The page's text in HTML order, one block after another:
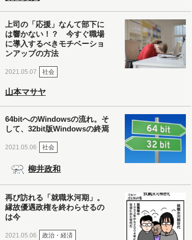
上司の「応援」なんて部下に
は響かない！？ 今すぐ職場
に導入するべきモチベーショ
ンアップの方法
2021.05.07 社会
山本マサヤ
64bitへのWindowsの流れ。そ
して、32bit版Windowsの終焉
2021.05.06 社会
柳井政和
再び訪れる「就職氷河期」。
縁故優遇政権を終わらせるの
は今
2021.05.06 政治・経済